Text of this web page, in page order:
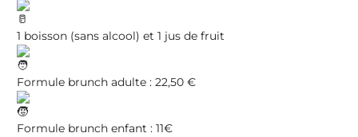
1 boisson (sans alcool) et 1 jus de fruit
Formule brunch adulte : 22,50 €
Formule brunch enfant : 11€